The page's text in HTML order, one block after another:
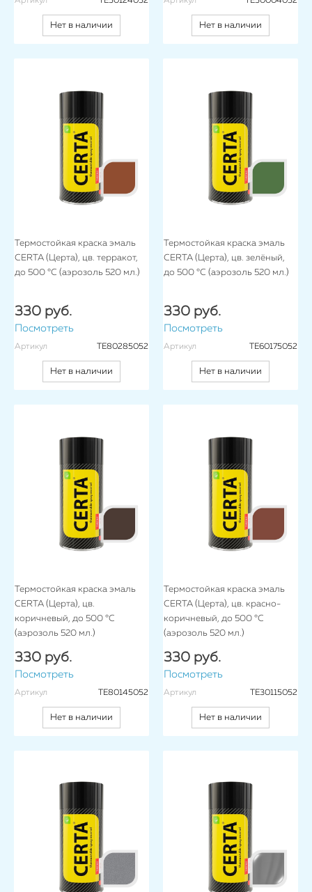
Нет в наличии Нет в наличии
Термостойкая краска эмаль
CERTA (Церта), цв. терракот,
до 500 °C (аэрозоль 520 мл.)
330 руб.
Посмотреть
Артикул TE80285052
Нет в наличии
Термостойкая краска эмаль
CERTA (Церта), цв. зелёный,
до 500 °C (аэрозоль 520 мл.)
330 руб.
Посмотреть
Артикул TE60175052
Нет в наличии
Термостойкая краска эмаль
CERTA (Церта), цв.
коричневый, до 500 °C
(аэрозоль 520 мл.)
330 руб.
Посмотреть
Артикул TE80145052
Нет в наличии
Термостойкая краска эмаль
CERTA (Церта), цв. красно-
коричневый, до 500 °C
(аэрозоль 520 мл.)
330 руб.
Посмотреть
Артикул TE30115052
Нет в наличии